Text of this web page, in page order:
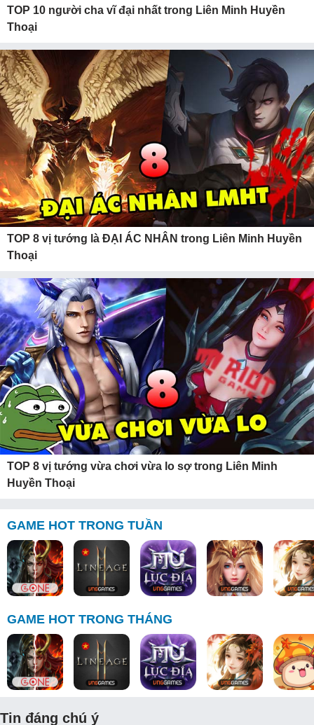
TOP 10 người cha vĩ đại nhất trong Liên Minh Huyền
Thoại
TOP 8 vị tướng là ĐẠI ÁC NHÂN trong Liên Minh Huyền
Thoại
TOP 8 vị tướng vừa chơi vừa lo sợ trong Liên Minh
Huyền Thoại
GAME HOT TRONG TUẦN
GAME HOT TRONG THÁNG
Tin đáng chú ý